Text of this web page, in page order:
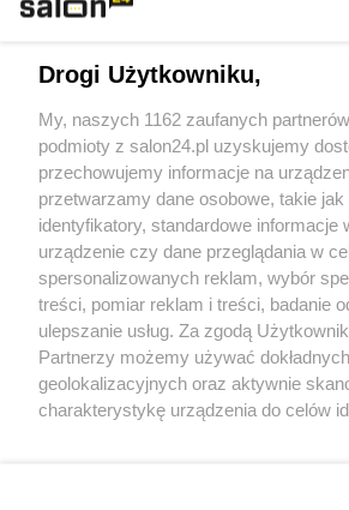
Sport
Społeczeństwo
Kultura
X Facebook
Drogi Użytkowniku,
My, naszych 1162 zaufanych
podmioty z salon24.pl uzyskujemy
przechowujemy informacje na
przetwarzamy dane osobowe, takie jak
identyfikatory, standardowe informacje
urządzenie czy dane przeglądania w
spersonalizowanych reklam, wybór
treści, pomiar reklam i treści, badanie
ulepszanie usług. Za zgodą
Partnerzy możemy używać
geolokalizacyjnych oraz aktywnie
charakterystykę urządzenia do celów